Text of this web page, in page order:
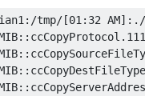
tmp/[01:32 AM]:./